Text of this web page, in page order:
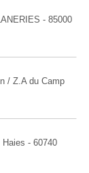
- 85000
/ Z.A du Camp
- 60740